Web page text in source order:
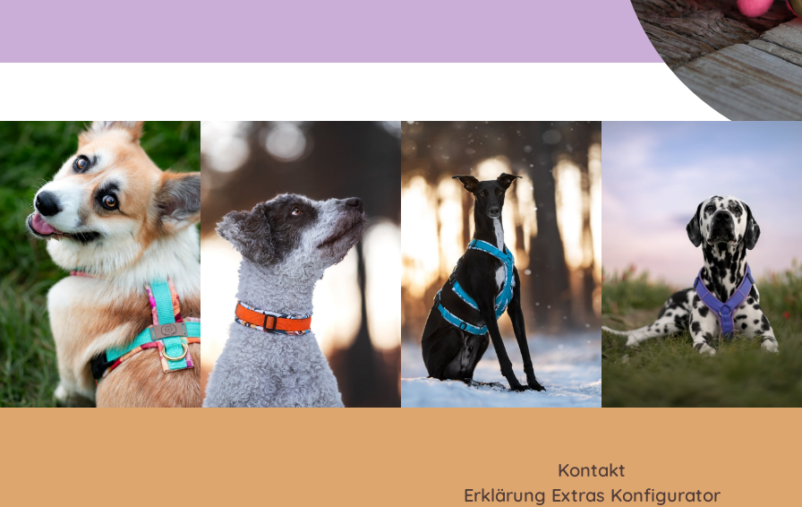
Kontakt
Erklärung Extras Konfigurator